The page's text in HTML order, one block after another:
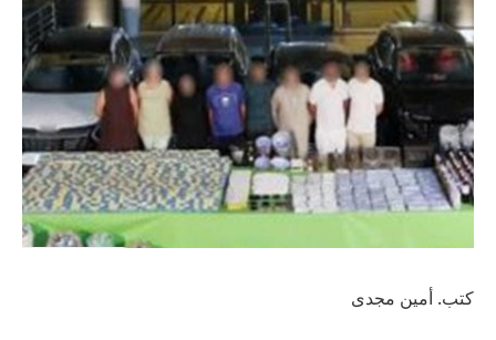
كتب. أمين مجدى